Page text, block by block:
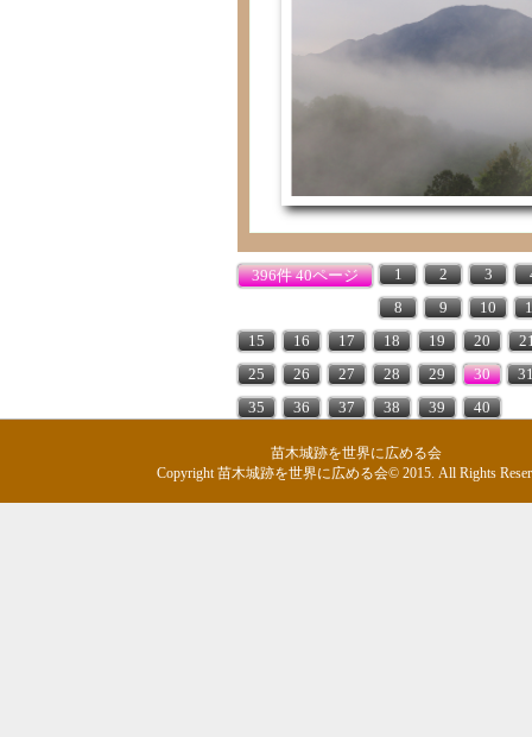
396件 40ページ 1 2 3
8
9 10
15
16 17 18 19 20
25
26 27 28 29 30
35
36 37 38 39 40
苗木城跡を世界に広める会
Copyright 苗木城跡を世界に広める会© 2015. All Rights